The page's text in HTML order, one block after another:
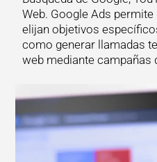
Web. Google Ads
elijan objetivos
como generar llamadas
web mediante campañas